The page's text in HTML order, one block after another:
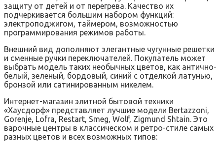
защиту от детей и от перегрева. Качество их
подчеркивается большим набором функций:
электроподжигом, таймером, возможностью
программирования режимов работы.
Внешний вид дополняют элегантные чугунные решетки
и сменные ручки переключателей. Покупатель может
выбрать модель таких необычных цветов, как антично-
белый, зеленый, бордовый, синий с отделкой латунью,
бронзой или сатинированным никелем.
Интернет-магазин элитной бытовой техники
«Хаусдорф» представляет лучшие модели Bertazzoni,
Gorenje, Lofra, Restart, Smeg, Wolf, Zigmund Shtain. Это
варочные центры в классическом и ретро-стиле самых
разных цветов и всех возможных типов: